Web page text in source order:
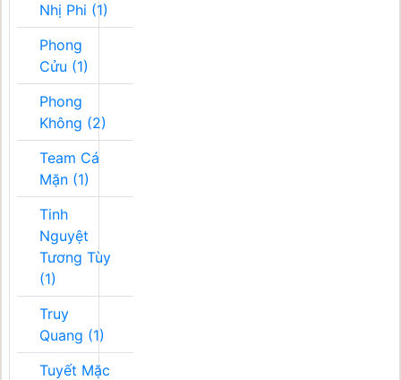
Nhị Phi (1)
Phong
Cửu (1)
Phong
Không (2)
Team Cá
Mặn (1)
Tinh
Nguyệt
Tương Tùy
(1)
Truy
Quang (1)
Tuyết Mặc